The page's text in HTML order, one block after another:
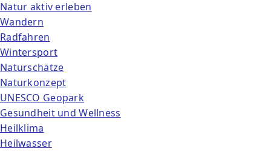
Natur aktiv erleben
Wandern
Radfahren
Wintersport
Naturschätze
Naturkonzept
UNESCO Geopark
Gesundheit und Wellness
Heilklima
Heilwasser